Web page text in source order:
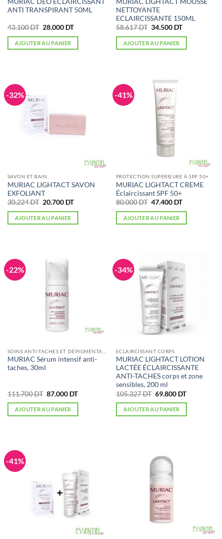
ANTI TRANSPIRANT 50ML
43.100DT Le
initial
était :
28.000 DTLe
actuel
AJOUTER AU PANIER
NETTOYANTE
ECLAIRCISSANTE 150ML
58.617DT Le
initial
était :
34.500 DTLe
actuel
AJOUTER AU PANIER
-32%
SAVON ET BAIN
MURIAC LIGHTACT SAVON
EXFOLIANT
30.224DT Le
initial
était :
20.700 DTLe
actuel
AJOUTER AU PANIER
-41%
PROTECTION SUPÉRIEURE À SPF 50+
MURIAC LIGHTACT CREME
Éclaircissant SPF 50+
80.000DT Le
initial
était :
47.400 DTLe
actuel
AJOUTER AU PANIER
-22%
MURIAC Sérum intensif anti-
taches, 30ml
111.700DT Le
initial
était :
87.000 DTLe
AJOUTER AU PANIER
-34%
ECLAIRCISSANT CORPS
MURIAC LIGHTACT LOTION
LACTÉE ÉCLAIRCISSANTE
ANTI-TACHES corps et zone
sensibles, 200 ml
105.327DT Le
initial
était :
69.800 DTLe
AJOUTER AU PANIER
-41%